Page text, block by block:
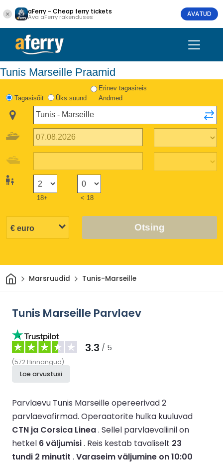
aFerry - Cheap ferry tickets
Ava aFerry rakenduses AVATUD
Tunis Marseille Praamid
Tagasisõit Üks suund
Erinev tagasireis
Andmed
18+ < 18
Otsing
Avaleht
Marsruudid Tunis-Marseille
Tunis Marseille Parvlaev
3.3 / 5
(572 Hinnangud)
Loe arvustusi
Parvlaevu Tunis Marseille opereerivad 2
parvlaevafirmad. Operaatorite hulka kuuluvad
CTN ja Corsica Linea. Sellel parvlaevaliinil on
hetkel 6 väljumisi. Reis kestab tavaliselt 23
tundi 2 minutit . Varaseim väljumine on 10:00